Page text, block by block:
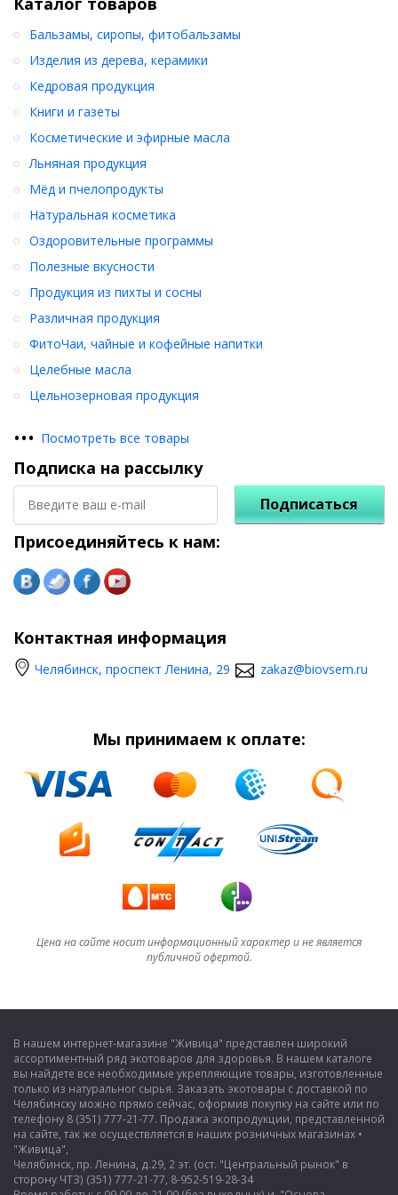
Бальзамы, сиропы, фитобальзамы
Изделия из дерева, керамики
Кедровая продукция
Книги и газеты
Косметические и эфирные масла
Льняная продукция
Мёд и пчелопродукты
Натуральная косметика
Оздоровительные программы
Полезные вкусности
Продукция из пихты и сосны
Различная продукция
ФитоЧаи, чайные и кофейные напитки
Целебные масла
Цельнозерновая продукция
••• Посмотреть все товары
Подписка на рассылку
Подписаться
Присоединяйтесь к нам:
Контактная информация
Челябинск, проспект Ленина, 29 zakaz@biovsem.ru
Мы принимаем к оплате:
Цена на сайте носит информационный характер и не является
публичной офертой.
В нашем интернет-магазине "Живица" представлен широкий
ассортиментный ряд экотоваров для здоровья. В нашем каталоге
вы найдете все необходимые укрепляющие товары, изготовленные
только из натуральног сырья. Заказать экотовары с доставкой по
Челябинску можно прямо сейчас, оформив покупку на сайте или по
телефону 8 (351) 777-21-77. Продажа экопродукции, представленной
на сайте, так же осуществляется в наших розничных магазинах •
"Живица",
Челябинск, пр. Ленина, д.29, 2 эт. (ост. "Центральный рынок" в
сторону ЧТЗ) (351) 777-21-77, 8-952-519-28-34